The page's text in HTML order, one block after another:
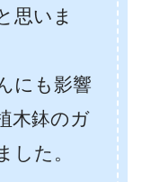
思いま
にも影響
木鉢のガ
した。